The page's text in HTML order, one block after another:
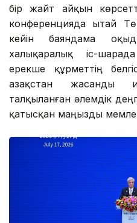
бір жайт айқын
конференцияда Қытай
кейін баяндама
халықаралық іс-
ерекше құрметтің
Қазақстан жасанды
талқыланған әлемдік
қатысқан маңызды